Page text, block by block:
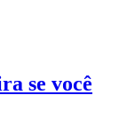
se você